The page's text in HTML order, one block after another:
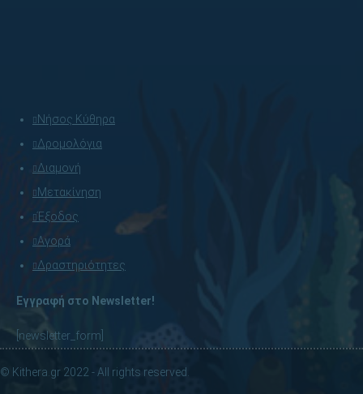
Νήσος Κύθηρα
Δρομολόγια
Διαμονή
Μετακίνηση
Έξοδος
Αγορά
Δραστηριότητες
Εγγραφή στο Newsletter!
[newsletter_form]
© Kithera.gr 2022 - All rights reserved.